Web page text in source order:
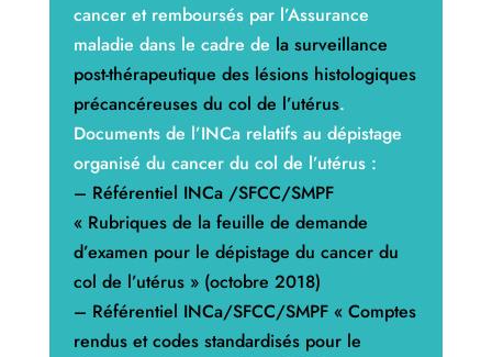
cancer et remboursés par l’Assurance
maladie dans le cadre de la surveillance
post-thérapeutique des lésions histologiques
précancéreuses du col de l’utérus.
Documents de l’INCa relatifs au dépistage
organisé du cancer du col de l’utérus :
– Référentiel INCa /SFCC/SMPF
« Rubriques de la feuille de demande
d’examen pour le dépistage du cancer du
col de l’utérus » (octobre 2018)
– Référentiel INCa/SFCC/SMPF « Comptes
rendus et codes standardisés pour le